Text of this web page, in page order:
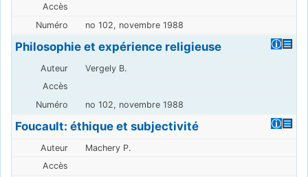
no 102, novembre 1988
Philosophie et expérience religieuse
Vergely B.
no 102, novembre 1988
Foucault: éthique et subjectivité
Machery P.